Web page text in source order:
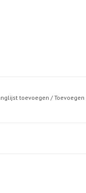
toevoegen /